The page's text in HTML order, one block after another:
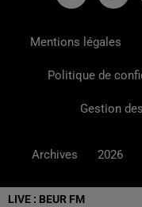
LIVE : BEUR FM
Mentions légales
Politique de
Gestion
Archives 2026